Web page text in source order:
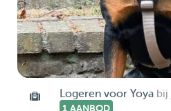
Logeren voor Yoya bij
1 AANBOD